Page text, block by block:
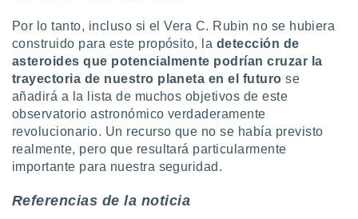
Por lo tanto, incluso si el Vera C. Rubin no se hubiera
construido para este propósito, la detección de
asteroides que potencialmente podrían cruzar la
trayectoria de nuestro planeta en el futurose
añadirá a la lista de muchos objetivos de este
observatorio astronómico verdaderamente
revolucionario. Un recurso que no se había previsto
realmente, pero que resultará particularmente
importante para nuestra seguridad.
Referencias de la noticia